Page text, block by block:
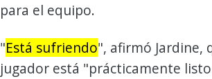
para el equipo.
"Está sufriendo", afirmó Jardine,
jugador está "prácticamente